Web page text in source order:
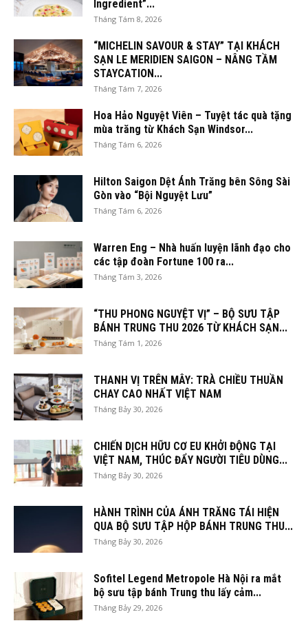
Ingredient”...
Tháng Tám 8, 2026
“MICHELIN SAVOUR & STAY” TẠI KHÁCH
SẠN LE MERIDIEN SAIGON – NÂNG TẦM
STAYCATION...
Tháng Tám 7, 2026
Hoa Hảo Nguyệt Viên – Tuyệt tác quà tặng
mùa trăng từ Khách Sạn Windsor...
Tháng Tám 6, 2026
Hilton Saigon Dệt Ánh Trăng bên Sông Sài
Gòn vào “Bội Nguyệt Lưu”
Tháng Tám 6, 2026
Warren Eng – Nhà huấn luyện lãnh đạo cho
các tập đoàn Fortune 100 ra...
Tháng Tám 3, 2026
“THU PHONG NGUYỆT VỊ” – BỘ SƯU TẬP
BÁNH TRUNG THU 2026 TỪ KHÁCH SẠN...
Tháng Tám 1, 2026
THANH VỊ TRÊN MÂY: TRÀ CHIỀU THUẦN
CHAY CAO NHẤT VIỆT NAM
Tháng Bảy 30, 2026
CHIẾN DỊCH HỮU CƠ EU KHỞI ĐỘNG TẠI
VIỆT NAM, THÚC ĐẨY NGƯỜI TIÊU DÙNG...
Tháng Bảy 30, 2026
HÀNH TRÌNH CỦA ÁNH TRĂNG TÁI HIỆN
QUA BỘ SƯU TẬP HỘP BÁNH TRUNG THU...
Tháng Bảy 30, 2026
Sofitel Legend Metropole Hà Nội ra mắt
bộ sưu tập bánh Trung thu lấy cảm...
Tháng Bảy 29, 2026